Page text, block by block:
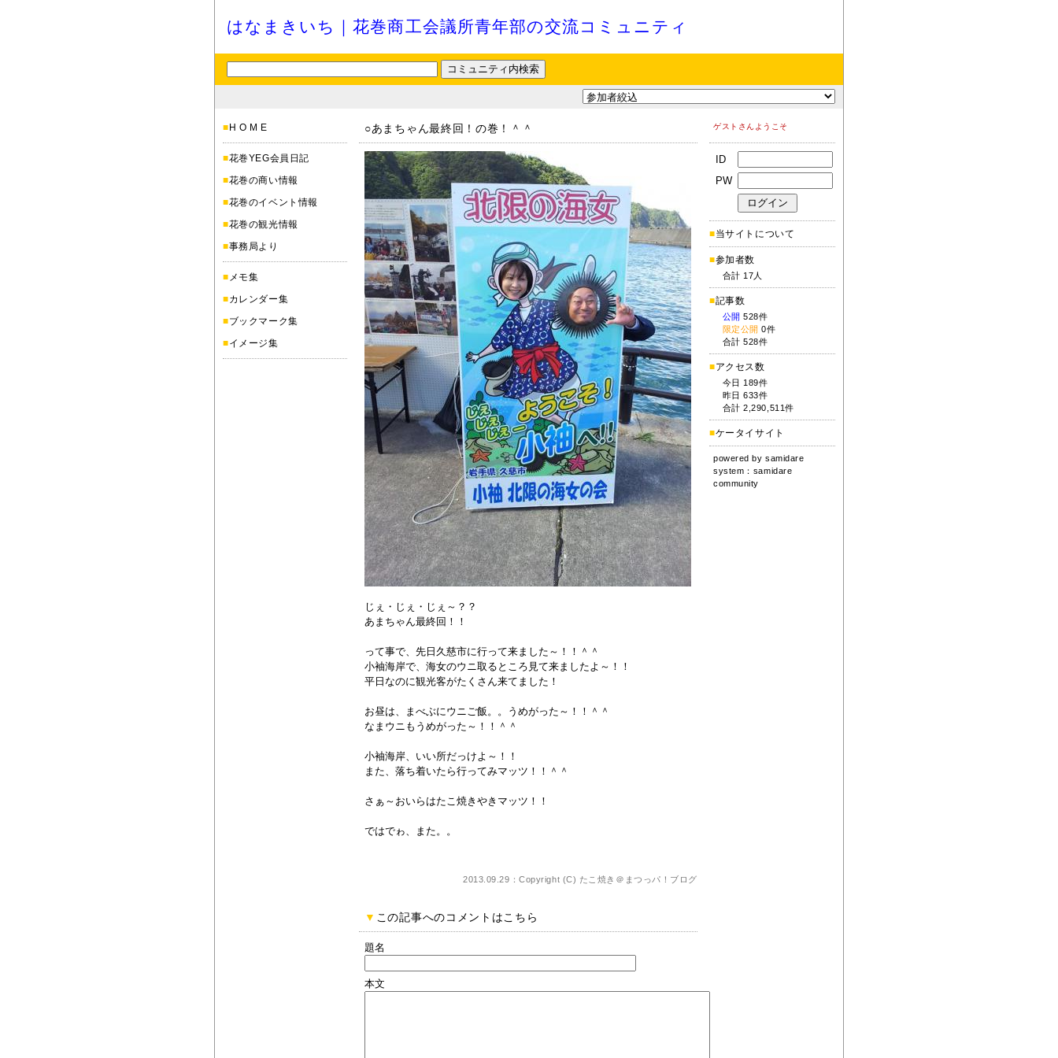
はなまきいち｜花巻商工会議所青年部の交流コミュニティ
■ H O M E
■花巻YEG会員日記
■花巻の商い情報
■花巻のイベント情報
■花巻の観光情報
■事務局より
■ メモ集
■カレンダー集
■ブックマーク集
■イメージ集
○あまちゃん最終回！の巻！＾＾
じぇ・じぇ・じぇ～？？
あまちゃん最終回！！
って事で、先日久慈市に行って来ました～！！＾＾
小袖海岸で、海女のウニ取るところ見て来ましたよ～！！
平日なのに観光客がたくさん来てました！
お昼は、まべぶにウニご飯。。うめがった～！！＾＾
なまウニもうめがった～！！＾＾
小袖海岸、いい所だっけよ～！！
また、落ち着いたら行ってみマッツ！！＾＾
さぁ～おいらはたこ焼きやきマッツ！！
ではでゎ、また。。
2013.09.29：Copyright (C) たこ焼き＠まつっパ！ブログ
▼ この記事へのコメントはこちら
題名
本文
ゲストさんようこそ
ID
PW
■当サイトについて
■参加者数
合計 17人
■記事数
公開 528件
限定公開 0件
合計 528件
■アクセス数
今日 189件
昨日 633件
合計 2,290,511件
■ケータイサイト
powered bysamidare
system： samidare
community